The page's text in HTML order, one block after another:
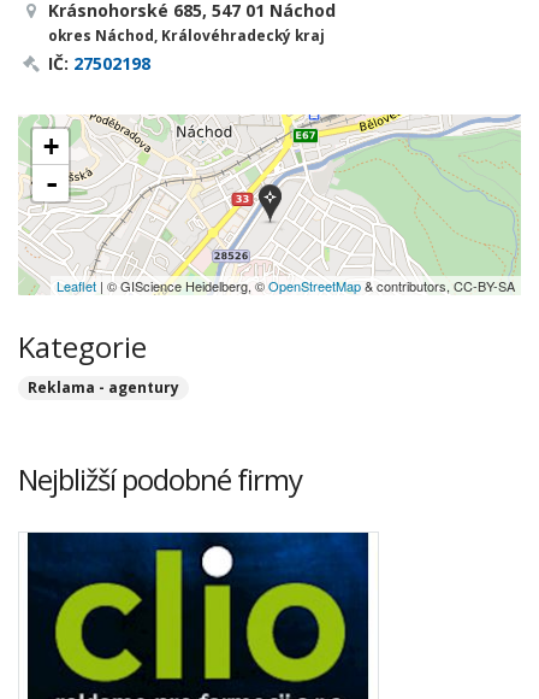
Krásnohorské 685, 547 01 Náchod
okres Náchod, Královéhradecký kraj
IČ: 27502198
+
-
Leaflet | © GIScience Heidelberg, ©OpenStreetMap& contributors, CC-BY-SA
Kategorie
Reklama - agentury
Nejbližší podobné firmy